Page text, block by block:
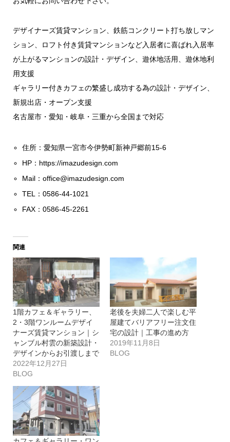
デザイナーズ賃貸マンション、鉄筋コンクリート打ち放しマン
ション、ロフト付き賃貸マンションなど入居者に喜ばれ入居率
が上がるマンションの設計・デザイン、遊休地活用、遊休地利
用支援
ギャラリー付きカフェの繁盛し成功する為の設計・デザイン、
新規出店・オープン支援
名古屋市・愛知・岐阜・三重から全国まで対応
住所：愛知県一宮市今伊勢町新神戸郷前15-6
HP： https://imazudesign.com
Mail：office@imazudesign.com
TEL：0586-44-1021
FAX：0586-45-2261
関連
1階カフェ＆ギャラリー、
2・3階ワンルームデザイ
ナーズ賃貸マンション｜シ
ャンブル村雲の新築設計・
デザインからお引渡しまで
2022年12月27日
BLOG
老後を夫婦二人で楽しむ平
屋建てバリアフリー注文住
宅の設計｜工事の進め方
2019年11月8日
BLOG